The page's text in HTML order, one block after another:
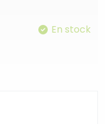
En stock